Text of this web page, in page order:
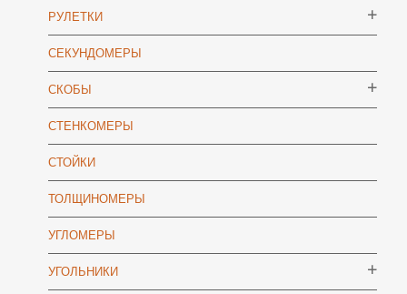
РУЛЕТКИ
СЕКУНДОМЕРЫ
СКОБЫ
СТЕНКОМЕРЫ
СТОЙКИ
ТОЛЩИНОМЕРЫ
УГЛОМЕРЫ
УГОЛЬНИКИ